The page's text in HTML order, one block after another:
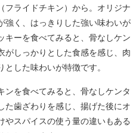
ライドチキン）から。オリジナ
強く、はっきりした強い味わいが
キーを食べてみると、骨なしケン
がしっかりとした食感を感じ、肉
した味わいが特徴です。
を食べてみると、骨なしケンタ
た歯ざわりを感じ、揚げた後にオ
やスパイスの使う量の違いもある